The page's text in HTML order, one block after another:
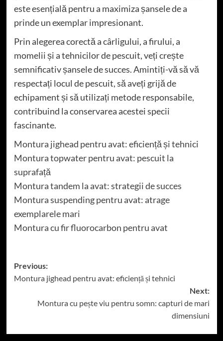
este esențială pentru a maximiza șansele de a
prinde un exemplar impresionant.
Prin alegerea corectă a cârligului, a firului, a
momelii și a tehnicilor de pescuit, veți crește
semnificativ șansele de succes. Amintiți-vă să vă
respectați locul de pescuit, să aveți grijă de
echipament și să utilizați metode responsabile,
contribuind la conservarea acestei specii
fascinante.
Montura jighead pentru avat: eficiență și tehnici
Montura topwater pentru avat: pescuit la
suprafață
Montura tandem la avat: strategii de succes
Montura suspending pentru avat: atrage
exemplarele mari
Montura cu fir fluorocarbon pentru avat
Post
navigation
Previous:
Montura jighead pentru avat: eficiență și tehnici
Next:
Montura cu pește viu pentru somn: capturi de mari
dimensiuni